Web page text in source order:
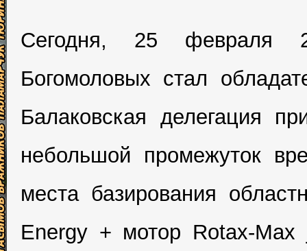
Сегодня, 25 февраля
Богомоловых стал
Балаковская делегация
небольшой промежуток
места базирования
Energy + мотор Rotax-